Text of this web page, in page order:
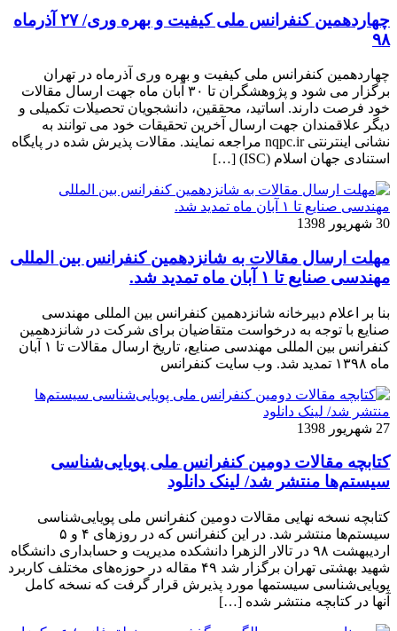
چهاردهمین کنفرانس ملی کیفیت و بهره وری/ ۲۷ آذرماه
۹۸
چهاردهمین کنفرانس ملی کیفیت و بهره وری آذرماه در تهران
برگزار می شود و پژوهشگران تا ۳۰ آبان ماه جهت ارسال مقالات
خود فرصت دارند. اساتید، محققین، دانشجویان تحصیلات تکمیلی و
دیگر علاقمندان جهت ارسال آخرین تحقیقات خود می توانند به
نشانی اینترنتی nqpc.ir مراجعه نمایند. مقالات پذیرش شده در پایگاه
استنادی جهان اسلام (ISC) […]
30 شهریور 1398
مهلت ارسال مقالات به شانزدهمین کنفرانس بین المللی
مهندسی صنایع تا ۱ آبان ماه تمدید شد.
بنا بر اعلام دبیرخانه شانزدهمین کنفرانس بین المللی مهندسی
صنایع با توجه به درخواست متقاضیان برای شرکت در شانزدهمین
کنفرانس بین المللی مهندسی صنایع، تاریخ ارسال مقالات تا ۱ آبان
ماه ۱۳۹۸ تمدید شد. وب سایت کنفرانس
27 شهریور 1398
کتابچه مقالات دومین کنفرانس ملی پویایی‌شناسی
سیستم‌ها منتشر شد/ لینک دانلود
کتابچه نسخه نهایی مقالات دومین کنفرانس ملی پویایی‌شناسی
سیستم‌ها منتشر شد. در این کنفرانس که در روزهای ۴ و ۵
اردیبهشت ۹۸ در تالار الزهرا دانشکده مدیریت و حسابداری دانشگاه
شهید بهشتی تهران برگزار شد ۴۹ مقاله در حوزه‌های مختلف کاربرد
پویایی‌شناسی سیستمها مورد پذیرش قرار گرفت که نسخه کامل
آنها در کتابچه منتشر شده […]